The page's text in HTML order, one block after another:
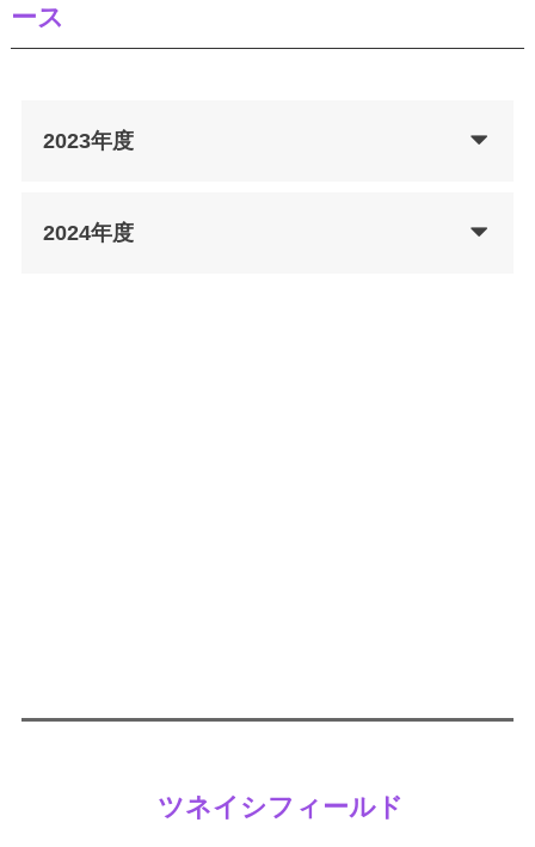
ース
2023年度
2024年度
ツネイシフィールド